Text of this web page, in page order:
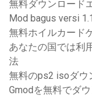
無料ダウンロード
Mod bagus versi
無料ホイルカード
あなたの国では利
法
無料のps2 isoダウ
Gmodを無料でダ